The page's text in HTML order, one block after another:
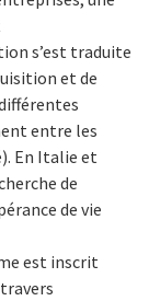
s’est traduite
et de
entre les
En Italie et
de
de vie
est inscrit